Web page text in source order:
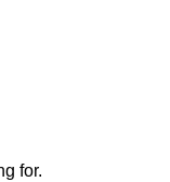
for.